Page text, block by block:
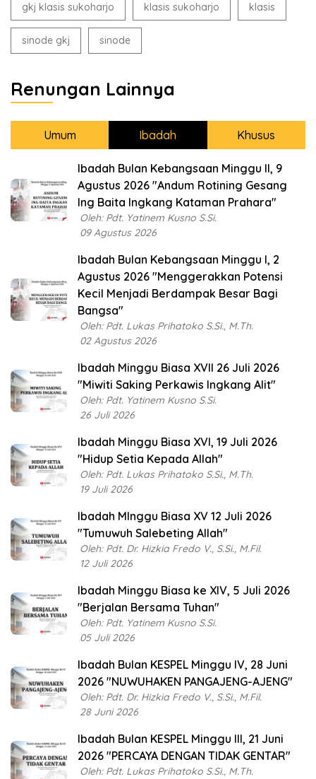
gkj klasis sukoharjo klasis sukoharjo klasis
sinode gkj sinode
Renungan Lainnya
Umum Ibadah Khusus
Ibadah Bulan Kebangsaan Minggu II, 9
Agustus 2026 "Andum Rotining Gesang
Ing Baita Ingkang Kataman Prahara"
Oleh: Pdt. Yatinem Kusno S.Si.
09 Agustus 2026
Ibadah Bulan Kebangsaan Minggu I, 2
Agustus 2026 "Menggerakkan Potensi
Kecil Menjadi Berdampak Besar Bagi
Bangsa"
Oleh: Pdt. Lukas Prihatoko S.Si., M.Th.
02 Agustus 2026
Ibadah Minggu Biasa XVII 26 Juli 2026
"Miwiti Saking Perkawis Ingkang Alit"
Oleh: Pdt. Yatinem Kusno S.Si.
26 Juli 2026
Ibadah Minggu Biasa XVI, 19 Juli 2026
"Hidup Setia Kepada Allah"
Oleh: Pdt. Lukas Prihatoko S.Si., M.Th.
19 Juli 2026
Ibadah MInggu Biasa XV 12 Juli 2026
"Tumuwuh Salebeting Allah"
Oleh: Pdt. Dr. Hizkia Fredo V., S.Si., M.Fil.
12 Juli 2026
Ibadah Minggu Biasa ke XIV, 5 Juli 2026
"Berjalan Bersama Tuhan"
Oleh: Pdt. Yatinem Kusno S.Si.
05 Juli 2026
Ibadah Bulan KESPEL Minggu IV, 28 Juni
2026 "NUWUHAKEN PANGAJENG-AJENG"
Oleh: Pdt. Dr. Hizkia Fredo V., S.Si., M.Fil.
28 Juni 2026
Ibadah Bulan KESPEL Minggu III, 21 Juni
2026 "PERCAYA DENGAN TIDAK GENTAR"
Oleh: Pdt. Lukas Prihatoko S.Si., M.Th.